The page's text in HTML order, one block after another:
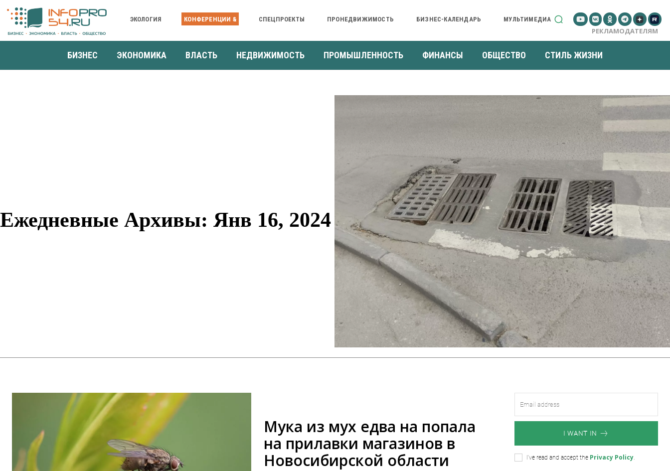
ЭКОЛОГИЯ КОНФЕРЕНЦИИ & СПЕЦПРОЕКТЫ ПРОНЕДВИЖИМОСТЬ БИЗНЕС-КАЛЕНДАРЬ МУЛЬТИМЕДИА
РЕКЛАМОДАТЕЛЯМ
БИЗНЕС ЭКОНОМИКА ВЛАСТЬ НЕДВИЖИМОСТЬ ПРОМЫШЛЕННОСТЬ ФИНАНСЫ ОБЩЕСТВО СТИЛЬ ЖИЗНИ
Ежедневные Архивы: Янв 16, 2024
Мука из мух едва на попала
на прилавки магазинов в
Новосибирской области
I WANT IN
I've read and accept the Privacy Policy